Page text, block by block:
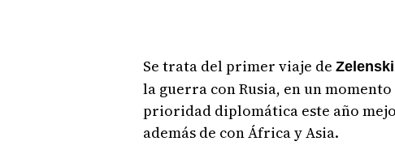
Se trata del primer viaje de
la guerra con Rusia, en un
prioridad diplomática este año
además de con África y Asia.